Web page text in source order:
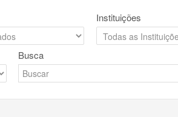
Instituições
Busca